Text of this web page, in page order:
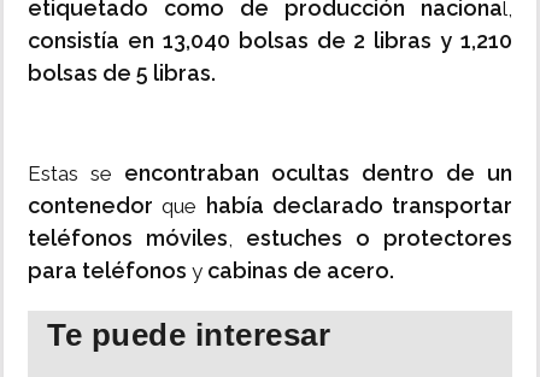
etiquetado como de producción nacional,
consistía en 13,040 bolsas de 2 libras y 1,210
bolsas de 5 libras.
Estas se encontraban ocultas dentro de un
contenedor que había declarado transportar
teléfonos móviles, estuches o protectores
para teléfonos y cabinas de acero.
Te puede interesar